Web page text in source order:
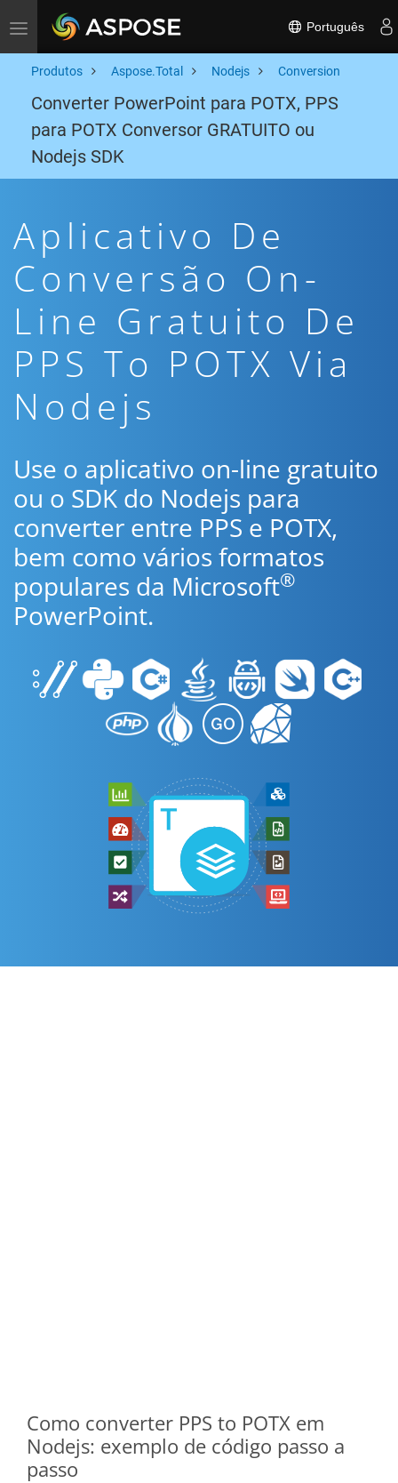
Toggle navigation Português
Produtos Aspose.Total Nodejs Conversion
Converter PowerPoint para POTX, PPS
para POTX Conversor GRATUITO ou
Nodejs SDK
Aplicativo De
Conversão On-
Line Gratuito De
PPS To POTX Via
Nodejs
Use o aplicativo on-line gratuito
ou o SDK do Nodejs para
converter entre PPS e POTX,
bem como vários formatos
populares da Microsoft®
PowerPoint.
Como converter PPS to POTX em
Nodejs: exemplo de código passo a
passo